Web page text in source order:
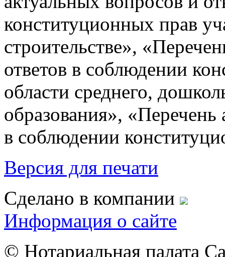
конституционных прав
строительстве»,
ответов в соблюдении
области среднего,
образования», «Перечень
в соблюдении
Версия для печати
Сделано в компании
Информация о сайте
© Нотариальная палата